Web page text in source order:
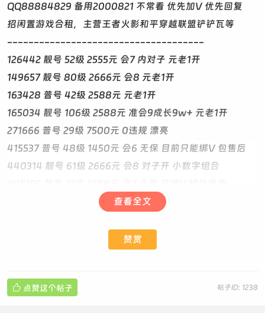
QQ88884829 备用2000821 不常看 优先加V 优先回复
招闲置游戏合租，主营王者火影和平穿越联盟铲铲瓦等
-------------------------------------
126442 靓号 52级 2555元 会7 内对子 元老1开
149657 靓号 80级 2666元 会8 元老1开
163428 普号 42级 2588元 元老1开
165034 靓号 106级 2588元 准会9成长9w+ 元老1开
271666 普号 29级 7500元 0违规 漂亮
415537 普号 48级 1450元 会6 无保 目前只能绑V 包售后
440314 靓号 61级 2666元 会8 对子开 小数字组合
449115 靓号 86级 4300元 会8 AABCCD 双对子
505748 普号 22级 2888元 回旋开
546055 普号 42级 2550元 会6 首尾呼应 尾对子
查看全文
赞赏
帖子ID: 1238
 点赞这个帖子